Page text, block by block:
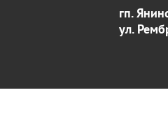
гп.
ул.